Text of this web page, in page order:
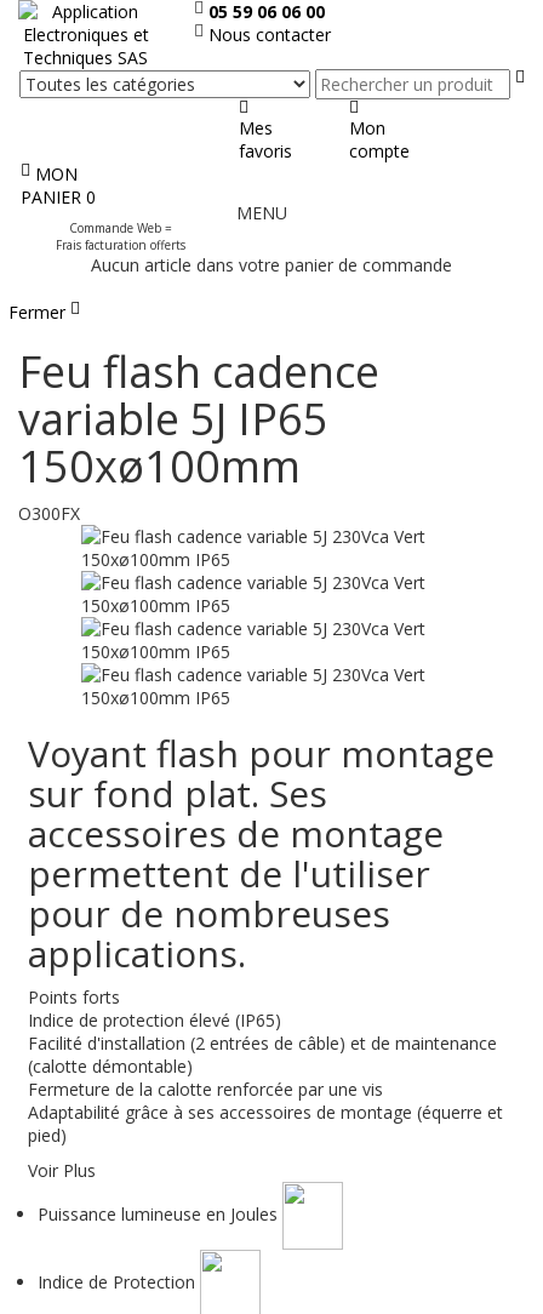
05 59 06 06 00
Nous contacter
Mes
favoris
Mon
compte
MON
PANIER 0
Commande Web =
Frais facturation offerts
le
MENU
Aucun article dans votre panier de commande
Fermer
Feu flash cadence
variable 5J IP65
150xø100mm
O300FX
Voyant flash pour montage
sur fond plat. Ses
accessoires de montage
permettent de l'utiliser
pour de nombreuses
applications.
Points forts
Indice de protection élevé (IP65)
Facilité d'installation (2 entrées de câble) et de maintenance
(calotte démontable)
Fermeture de la calotte renforcée par une vis
Adaptabilité grâce à ses accessoires de montage (équerre et
pied)
Voir Plus
Puissance lumineuse en Joules
Indice de Protection